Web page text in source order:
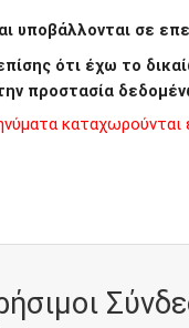
σε
ότι έχω το
προστασία
καταχωρούνται